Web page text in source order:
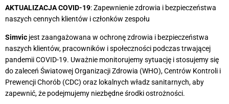
AKTUALIZACJA COVID-19: Zapewnienie zdrowia i bezpieczeństwa
naszych cennych klientów i członków zespołu
Simvic jest zaangażowana w ochronę zdrowia i bezpieczeństwa
naszych klientów, pracowników i społeczności podczas trwającej
pandemii COVID-19. Uważnie monitorujemy sytuację i stosujemy się
do zaleceń Światowej Organizacji Zdrowia (WHO), Centrów Kontroli i
Prewencji Chorób (CDC) oraz lokalnych władz sanitarnych, aby
zapewnić, że podejmujemy niezbędne środki ostrożności.